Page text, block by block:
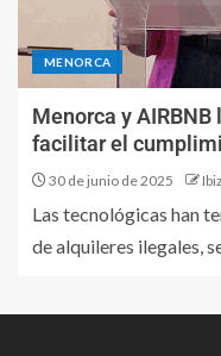
MENORCA
Menorca y
facilitar el
30 de junio de 2025
Las tecnológicas han
de alquileres ilegales,